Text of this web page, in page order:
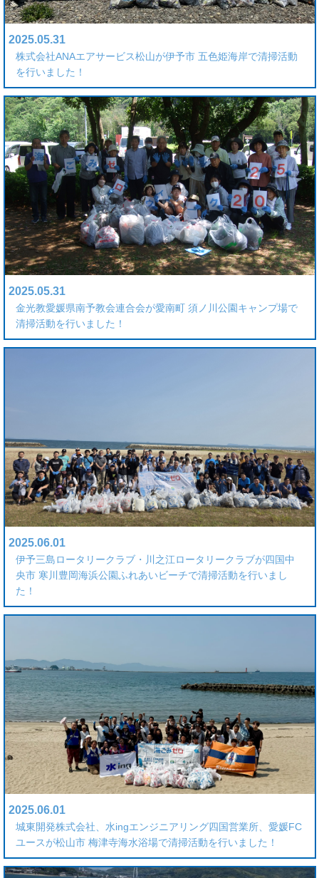
2025.05.31
株式会社ANAエアサービス松山が伊予市 五色姫海岸で清掃活動
を行いました！
2025.05.31
金光教愛媛県南予教会連合会が愛南町 須ノ川公園キャンプ場で
清掃活動を行いました！
2025.06.01
伊予三島ロータリークラブ・川之江ロータリークラブが四国中
央市 寒川豊岡海浜公園ふれあいビーチで清掃活動を行いまし
た！
2025.06.01
城東開発株式会社、水ingエンジニアリング四国営業所、愛媛FC
ユースが松山市 梅津寺海水浴場で清掃活動を行いました！